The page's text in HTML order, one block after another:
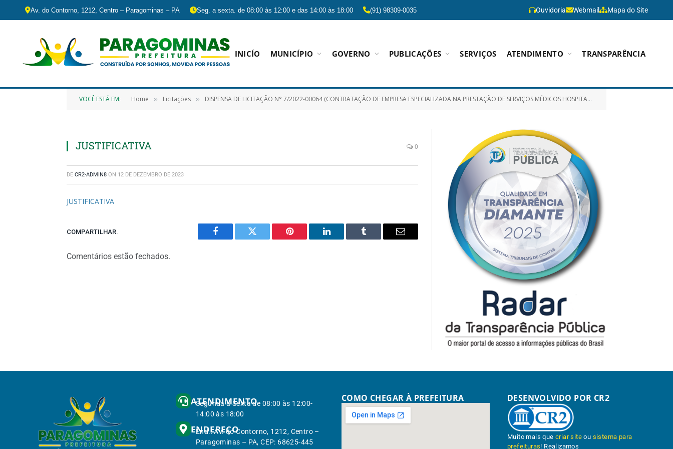
Av. do Contorno, 1212, Centro – Paragominas – PA Seg. a sexta. de 08:00 às 12:00 e das 14:00 às 18:00 (91) 98309-0035 Ouvidoria Webmail Mapa do Site
INICÍO MUNICÍPIO GOVERNO PUBLICAÇÕES SERVIÇOS ATENDIMENTO TRANSPARÊNCIA
VOCÊ ESTÁ EM: Home » Licitações » DISPENSA DE LICITAÇÃO N° 7/2022-00064 (CONTRATAÇÃO DE EMPRESA ESPECIALIZADA NA PRESTAÇÃO DE SERVIÇOS MÉDICOS HOSPITALARES PARA A UNIDADE DE CUIDADOS INTERMEDIÁRIO NEONATAL (UCI NEO) DO HOSPITAL MUNICIPAL DE PARAGOMINAS – HMP)
JUSTIFICATIVA 0
DE CR2-ADMIN8 ON 12 DE DEZEMBRO DE 2023
JUSTIFICATIVA
COMPARTILHAR.
Facebook Twitter Pinterest LinkedIn Tumblr Email
Comentários estão fechados.
ATENDIMENTO
Segunda à Sexta de 08:00 às 12:00-
14:00 às 18:00
ENDEREÇO
End.: Av. do Contorno, 1212, Centro –
Paragominas – PA, CEP: 68625-445
COMO CHEGAR À PREFEITURA DESENVOLVIDO POR CR2
Muito mais quecriar site ou sistema para
prefeituras! Realizamos